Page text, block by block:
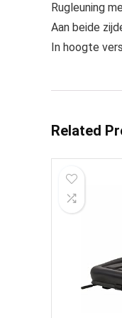
Rugleuning
Aan beide
In hoogte
Related